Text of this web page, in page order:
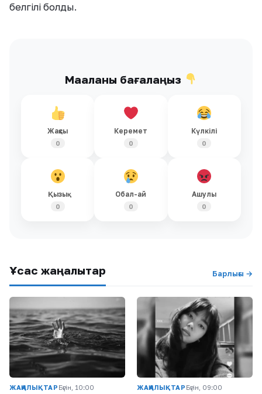
белгілі болды.
Мақаланы бағалаңыз
Жақсы
0
Керемет
0
Күлкілі
0
Қызық
0
Обал-ай
0
Ашулы
0
Ұқсас жаңалықтар Барлығы →
ЖАҢАЛЫҚТАР Бүгін, 10:00 ЖАҢАЛЫҚТАР Бүгін, 09:00